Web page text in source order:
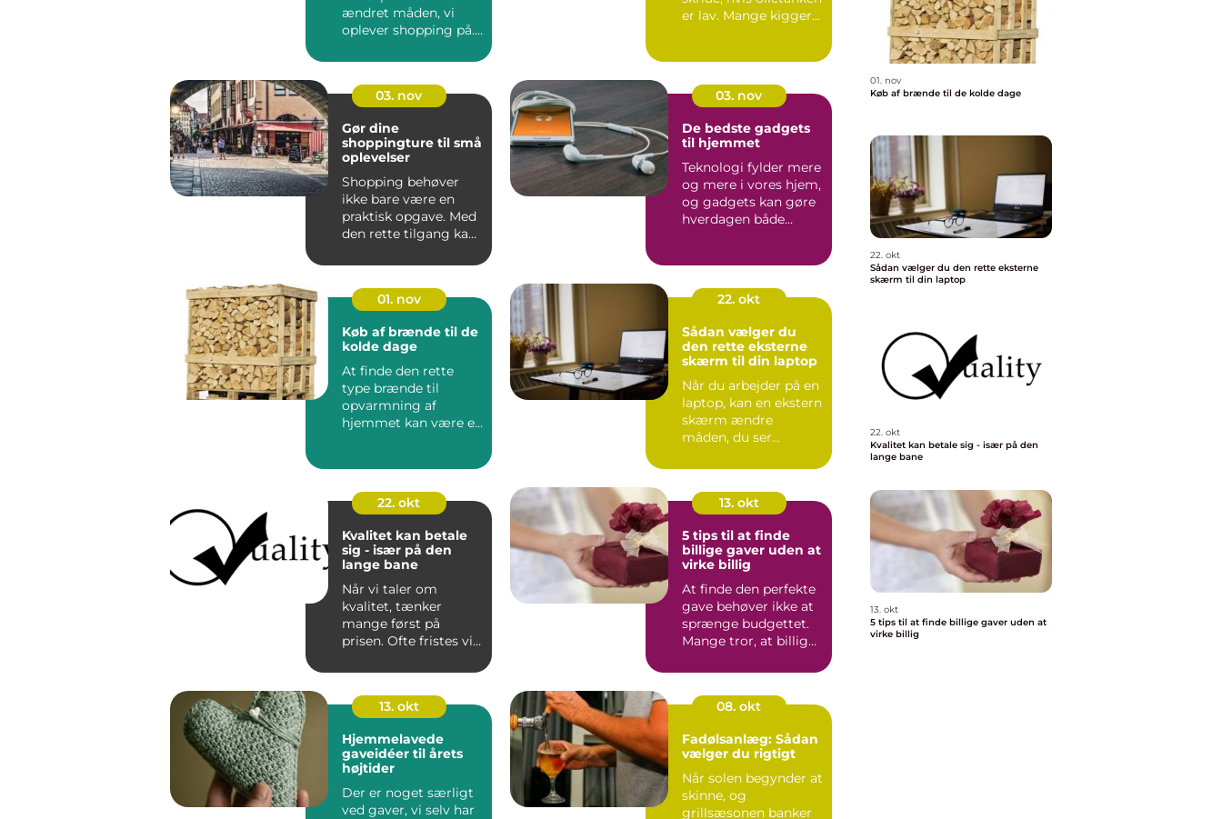
ændret måden, vi
oplever shopping på. I
er lav. Mange kigger
03. nov
Gør dine
shoppingture til små
oplevelser
Shopping behøver
ikke bare være en
praktisk opgave. Med
den rette tilgang kan
03. nov
De bedste gadgets
til hjemmet
Teknologi fylder mere
og mere i vores hjem,
og gadgets kan gøre
hverdagen både
01. nov
Køb af brænde til de
kolde dage
At finde den rette
type brænde til
opvarmning af
hjemmet kan være en
22. okt
Sådan vælger du
den rette eksterne
skærm til din laptop
Når du arbejder på en
laptop, kan en ekstern
skærm ændre
måden, du ser...
22. okt
Kvalitet kan betale
sig - især på den
lange bane
Når vi taler om
kvalitet, tænker
mange først på
prisen. Ofte fristes vi
13. okt
5 tips til at finde
billige gaver uden at
virke billig
At finde den perfekte
gave behøver ikke at
sprænge budgettet.
Mange tror, at billige
13. okt
Hjemmelavede
gaveidéer til årets
højtider
Der er noget særligt
ved gaver, vi selv har
08. okt
Fadølsanlæg: Sådan
vælger du rigtigt
Når solen begynder at
skinne, og
grillsæsonen banker
01. nov
Køb af brænde til de kolde dage
22. okt
Sådan vælger du den rette eksterne
skærm til din laptop
22. okt
Kvalitet kan betale sig - især på den
lange bane
13. okt
5 tips til at finde billige gaver uden at
virke billig